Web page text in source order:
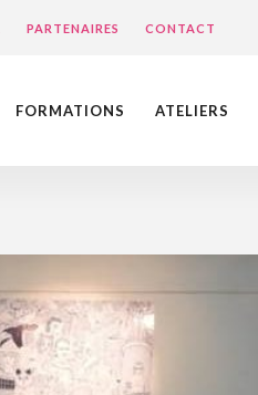
PARTENAIRES CONTACT
FORMATIONS ATELIERS